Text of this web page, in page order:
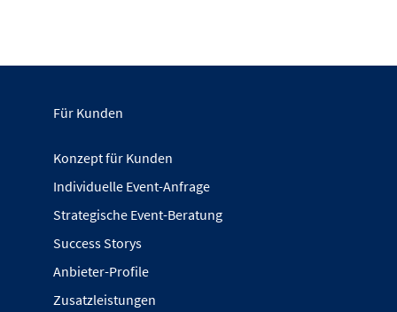
Für Kunden
Konzept für Kunden
Individuelle Event-Anfrage
Strategische Event-Beratung
Success Storys
Anbieter-Profile
Zusatzleistungen